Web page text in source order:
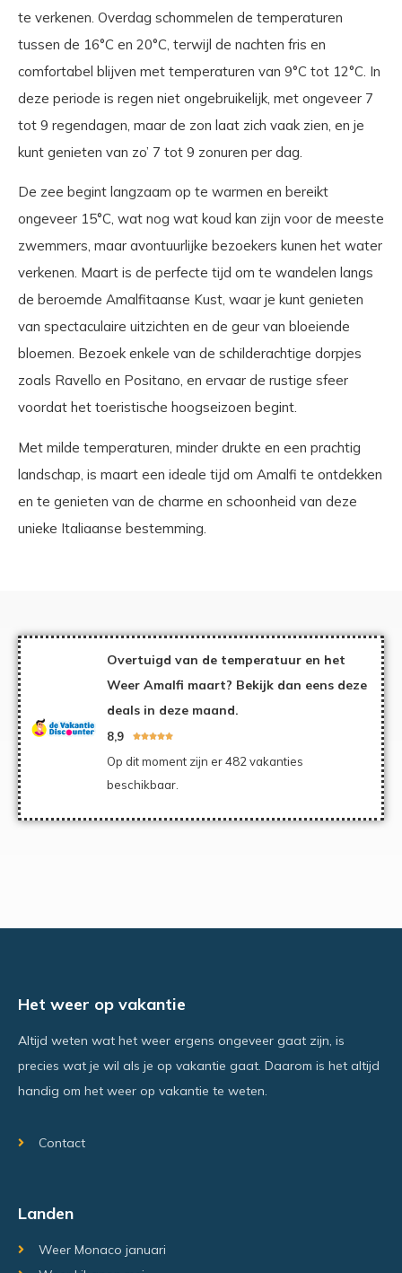
te verkenen. Overdag schommelen de temperaturen
tussen de 16°C en 20°C, terwijl de nachten fris en
comfortabel blijven met temperaturen van 9°C tot 12°C. In
deze periode is regen niet ongebruikelijk, met ongeveer 7
tot 9 regendagen, maar de zon laat zich vaak zien, en je
kunt genieten van zo’ 7 tot 9 zonuren per dag.
De zee begint langzaam op te warmen en bereikt
ongeveer 15°C, wat nog wat koud kan zijn voor de meeste
zwemmers, maar avontuurlijke bezoekers kunen het water
verkenen. Maart is de perfecte tijd om te wandelen langs
de beroemde Amalfitaanse Kust, waar je kunt genieten
van spectaculaire uitzichten en de geur van bloeiende
bloemen. Bezoek enkele van de schilderachtige dorpjes
zoals Ravello en Positano, en ervaar de rustige sfeer
voordat het toeristische hoogseizoen begint.
Met milde temperaturen, minder drukte en een prachtig
landschap, is maart een ideale tijd om Amalfi te ontdekken
en te genieten van de charme en schoonheid van deze
unieke Italiaanse bestemming.
Overtuigd van de temperatuur en het
Weer Amalfi maart? Bekijk dan eens deze
deals in deze maand.
8,9 
Op dit moment zijn er 482 vakanties
beschikbaar.
Het weer op vakantie
Altijd weten wat het weer ergens ongeveer gaat zijn, is
precies wat je wil als je op vakantie gaat. Daarom is het altijd
handig om het weer op vakantie te weten.
Contact
Landen
Weer Monaco januari